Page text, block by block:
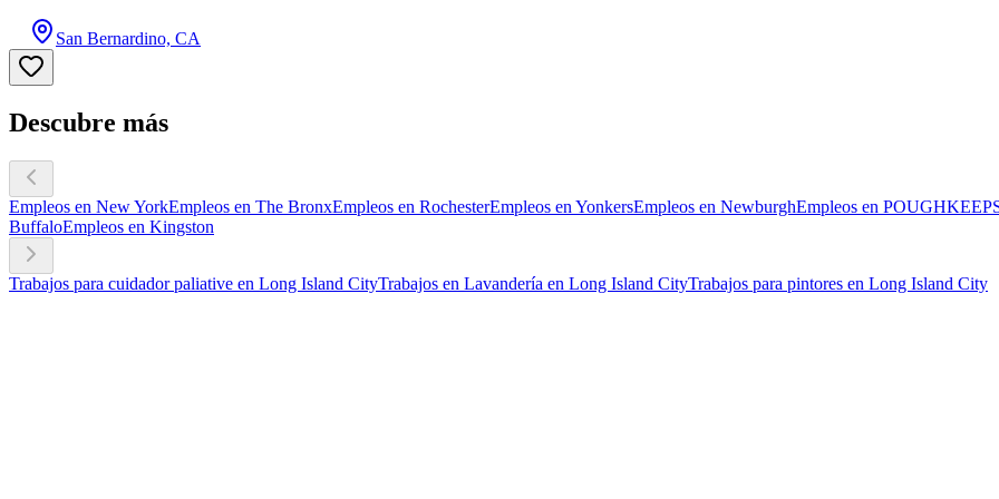
San Bernardino, CA
Descubre más
Empleos en New YorkEmpleos en The BronxEmpleos en RochesterEmpleos en YonkersEmpleos en NewburghEmpleos en
BuffaloEmpleos en Kingston
Trabajos para cuidador paliative en Long Island CityTrabajos en Lavandería en Long Island CityTrabajos para pintores en Long Island City